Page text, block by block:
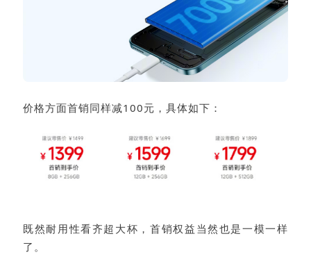
价格方面首销同样减100元，具体如下：
既然耐用性看齐超大杯，首销权益当然也是一模一样
了。